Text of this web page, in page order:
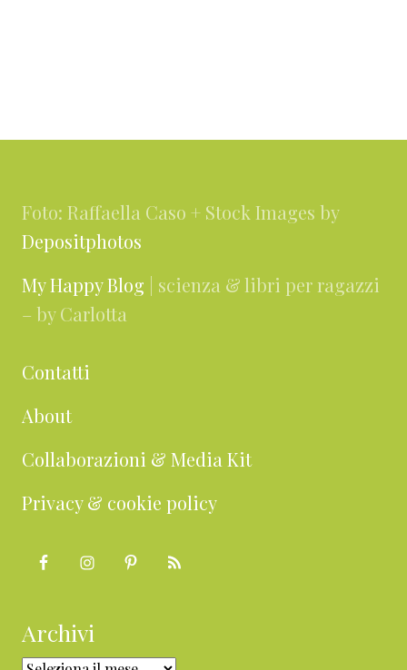
Foto: Raffaella Caso + Stock Images by
Depositphotos
My Happy Blog | scienza & libri per ragazzi
– by Carlotta
Contatti
About
Collaborazioni & Media Kit
Privacy & cookie policy
Archivi